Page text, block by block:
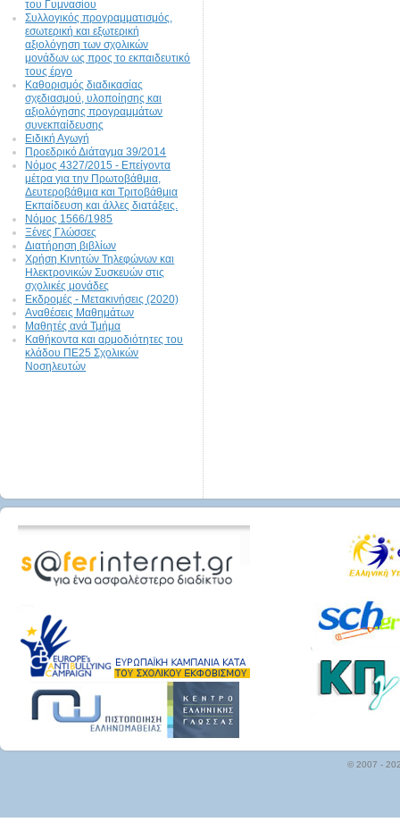
του Γυμνασίου
Συλλογικός προγραμματισμός,
εσωτερική και εξωτερική
αξιολόγηση των σχολικών
μονάδων ως προς το εκπαιδευτικό
τους έργο
Καθορισμός διαδικασίας
σχεδιασμού, υλοποίησης και
αξιολόγησης προγραμμάτων
συνεκπαίδευσης
Ειδική Αγωγή
Προεδρικό Διάταγμα 39/2014
Νόμος 4327/2015 - Επείγοντα
μέτρα για την Πρωτοβάθμια,
Δευτεροβάθμια και Τριτοβάθμια
Εκπαίδευση και άλλες διατάξεις.
Νόμος 1566/1985
Ξένες Γλώσσες
Διατήρηση βιβλίων
Χρήση Κινητών Τηλεφώνων και
Ηλεκτρονικών Συσκευών στις
σχολικές μονάδες
Εκδρομές - Μετακινήσεις (2020)
Αναθέσεις Μαθημάτων
Μαθητές ανά Τμήμα
Καθήκοντα και αρμοδιότητες του
κλάδου ΠΕ25 Σχολικών
Νοσηλευτών
© 2007 -